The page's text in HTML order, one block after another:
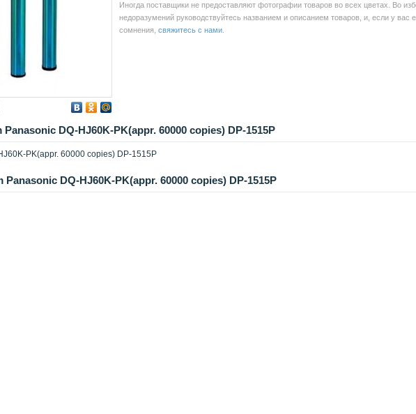
Иногда поставщики не предоставляют фотографии товаров во всех цветах. Во
недоразумений руководствуйтесь названием и описанием товаров, и, если у вас
сомнения, свяжитесь с нами
DQ-HJ60K-PK(appr. 60000 copies) DP-1515P
PK(appr. 60000 copies) DP-1515P
DQ-HJ60K-PK(appr. 60000 copies) DP-1515P